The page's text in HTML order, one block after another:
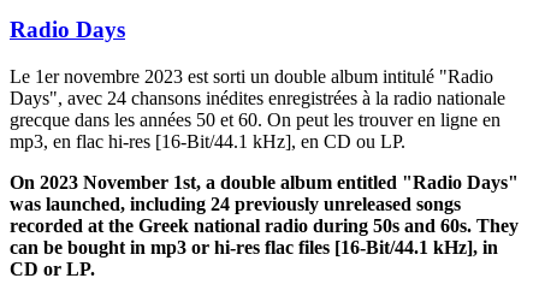
Radio Days
Le 1er novembre 2023 est sorti un double album intitulé "Radio
Days", avec 24 chansons inédites enregistrées à la radio nationale
grecque dans les années 50 et 60. On peut les trouver en ligne en
mp3, en flac hi-res [16-Bit/44.1 kHz], en CD ou LP.
On 2023 November 1st, a double album entitled "Radio Days"
was launched, including 24 previously unreleased songs
recorded at the Greek national radio during 50s and 60s. They
can be bought in mp3 or hi-res flac files [16-Bit/44.1 kHz], in
CD or LP.